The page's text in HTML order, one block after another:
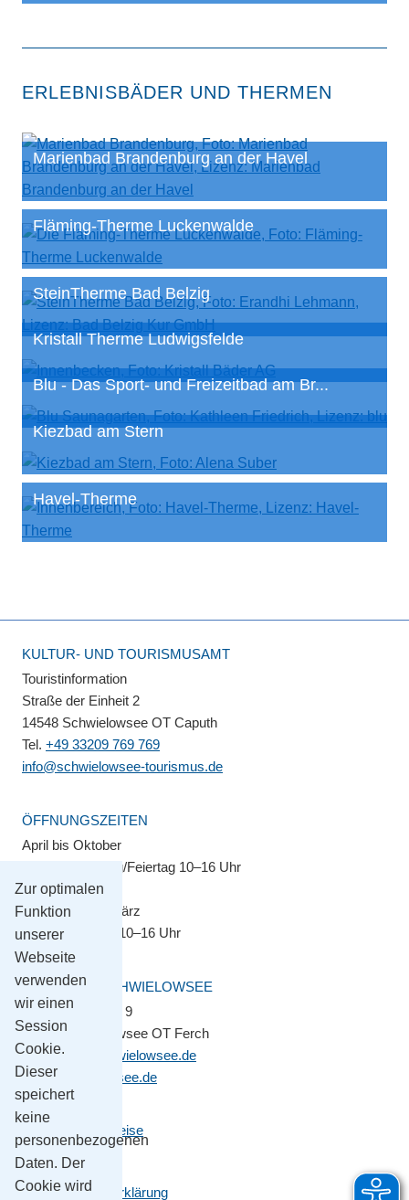
Zur optimalen
Funktion
unserer
Webseite
verwenden
wir einen
Session
Cookie.
Dieser
speichert
keine
personenbezogenen
Daten. Der
Cookie wird
ERLEBNISBÄDER UND THERMEN
Marienbad Brandenburg an der Havel
Fläming-Therme Luckenwalde
SteinTherme Bad Belzig
Kristall Therme Ludwigsfelde
Blu - Das Sport- und Freizeitbad am Br...
Kiezbad am Stern
Havel-Therme
KULTUR- UND TOURISMUSAMT
Touristinformation
Straße der Einheit 2
14548 Schwielowsee OT Caputh
Tel. +49 33209 769 769
info@schwielowsee-tourismus.de
ÖFFNUNGSZEITEN
April bis Oktober
Montag–Sonntag/Feiertag 10–16 Uhr
November bis März
Montag–Freitag 10–16 Uhr
GEMEINDE SCHWIELOWSEE
Potsdamer Platz 9
14548 Schwielowsee OT Ferch
gemeinde@schwielowsee.de
www.schwielowsee.de
Kontakt & Anreise
Impressum
Datenschutzerklärung